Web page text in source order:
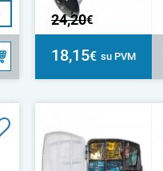
24,20€
18,15€ su PVM